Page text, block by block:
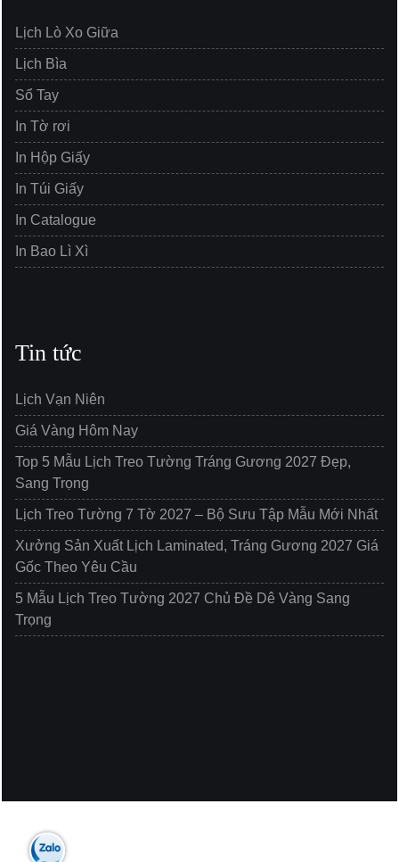
Lịch Lò Xo Giữa
Lịch Bìa
Sổ Tay
In Tờ rơi
In Hộp Giấy
In Túi Giấy
In Catalogue
In Bao Lì Xì
Tin tức
Lịch Vạn Niên
Giá Vàng Hôm Nay
Top 5 Mẫu Lịch Treo Tường Tráng Gương 2027 Đẹp,
Sang Trọng
Lịch Treo Tường 7 Tờ 2027 – Bộ Sưu Tập Mẫu Mới Nhất
Xưởng Sản Xuất Lịch Laminated, Tráng Gương 2027 Giá
Gốc Theo Yêu Cầu
5 Mẫu Lịch Treo Tường 2027 Chủ Đề Dê Vàng Sang
Trọng